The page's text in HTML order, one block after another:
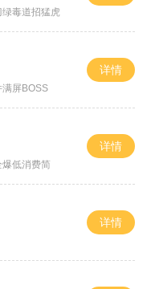
毒道招猛虎
屏BOSS
详情
爆低消费简
详情
详情